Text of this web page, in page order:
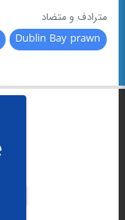
مترادف و متضاد
Dublin Bay prawn